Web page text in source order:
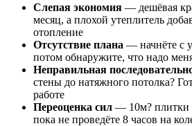
Слепая экономия — дешёвая
месяц, а плохой утеплитель
отопление
Отсутствие плана — начнёте с
потом обнаружите, что надо
Неправильная
стены до натяжного потолка?
работе
Переоценка сил — 10м? плитки
пока не проведёте 8 часов на